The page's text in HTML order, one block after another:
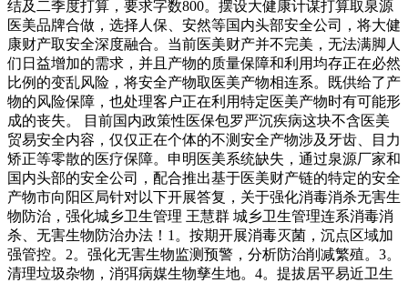
结及二季度打算，要求字数800。摆设大健康计谋打算取泉源
医美品牌合做，选择人保、安然等国内头部安全公司，将大健
康财产取安全深度融合。当前医美财产并不完美，无法满脚人
们日益增加的需求，并且产物的质量保障和利用均存正在必然
比例的变乱风险，将安全产物取医美产物相连系。既供给了产
物的风险保障，也处理客户正在利用特定医美产物时有可能形
成的丧失。 目前国内政策性医保包罗严沉疾病这块不含医美
贸易安全内容，仅仅正在个体的不测安全产物涉及牙齿、目力
矫正等零散的医疗保障。申明医美系统缺失，通过泉源厂家和
国内头部的安全公司，配合推出基于医美财产链的特定的安全
产物市向阳区局针对以下开展答复，关于强化消毒消杀无害生
物防治，强化城乡卫生管理 王慧群 城乡卫生管理连系消毒消
杀、无害生物防治办法！1。按期开展消毒灭菌，沉点区域加
强管控。2。强化无害生物监测预警，分析防治削减繁殖。3。
清理垃圾杂物，消弭病媒生物孳生地。4。提拔居平易近卫生